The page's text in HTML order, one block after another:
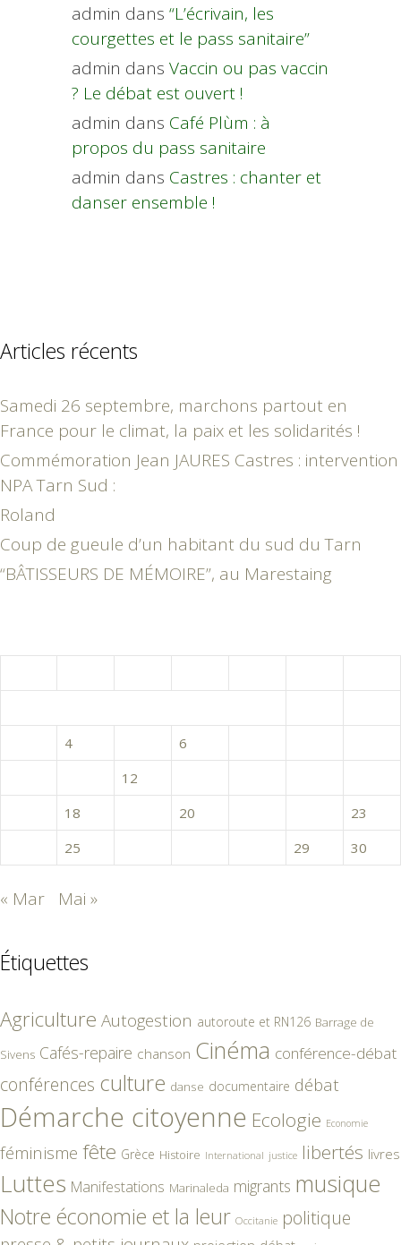
admin dans “L’écrivain, les
courgettes et le pass sanitaire”
admin dans Vaccin ou pas vaccin
? Le débat est ouvert !
admin dans Café Plùm : à
propos du pass sanitaire
admin dans Castres : chanter et
danser ensemble !
Articles récents
Samedi 26 septembre, marchons partout en
France pour le climat, la paix et les solidarités !
Commémoration Jean JAURES Castres : intervention
NPA Tarn Sud :
Roland
Coup de gueule d’un habitant du sud du Tarn
“BÂTISSEURS DE MÉMOIRE”, au Marestaing
4 6
12
18 20
23
25 29 30
« Mar Mai »
Étiquettes
Agriculture Autogestion autoroute et RN126 Barrage de
Sivens Cafés-repaire chanson Cinéma conférence-débat
conférences culture danse documentaire débat
Démarche citoyenne Ecologie Economie
féminisme fête Grèce Histoire International justice libertés livres
Luttes Manifestations Marinaleda migrants musique
Notre économie et la leur Occitanie politique